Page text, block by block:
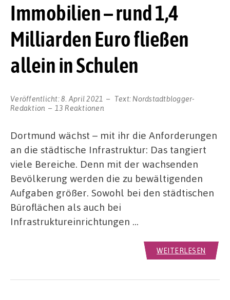
Immobilien – rund 1,4
Milliarden Euro fließen
allein in Schulen
Veröffentlicht:8. April 2021 Text: Nordstadtblogger-
Redaktion
13 Reaktionen
Dortmund wächst – mit ihr die Anforderungen
an die städtische Infrastruktur: Das tangiert
viele Bereiche. Denn mit der wachsenden
Bevölkerung werden die zu bewältigenden
Aufgaben größer. Sowohl bei den städtischen
Büroflächen als auch bei
Infrastruktureinrichtungen …
WEITERLESEN